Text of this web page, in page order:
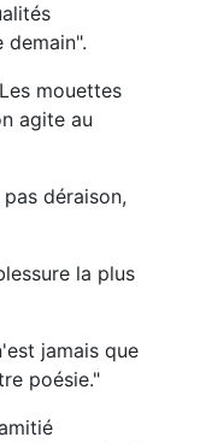
mouettes
agite au
déraison,
la plus
jamais que
poésie."